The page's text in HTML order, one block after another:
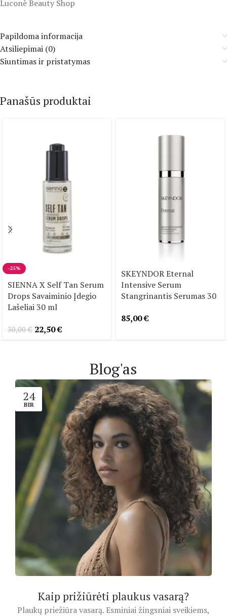
Luconè Beauty Shop
Papildoma informacija
Atsiliepimai (0)
Siuntimas ir pristatymas
Panašūs produktai
-25%
SIENNA X Self Tan Serum
Drops Savaiminio Įdegio
Lašeliai 30 ml
30,00€ 22,50€
SKEYNDOR Eternal
Intensive Serum
Stangrinantis Serumas 30
85,00€
Blog'as
24
BIR
Kaip prižiūrėti plaukus vasarą?
Plaukų priežiūra vasarą. Esminiai žingsniai sveikiems,